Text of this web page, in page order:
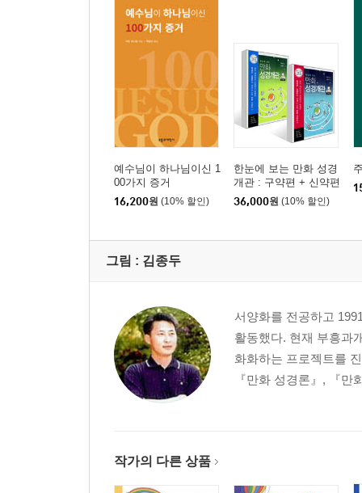
예수님이 하나님이신 1
00가지 증거
16,200원 (10% 할인)
한눈에 보는 만화 성경
개관 : 구약편 + 신약편
세트
36,000원 (10% 할인)
그림 : 김종두
서양화를 전공하고
활동했다. 현재 부흥과
화화하는 프로젝트를
『만화 성경론』, 『
작가의 다른 상품